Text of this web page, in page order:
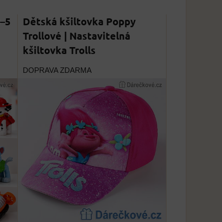
Dětská kšiltovka Poppy
Trollové | Nastavitelná
kšiltovka Trolls
DOPRAVA ZDARMA